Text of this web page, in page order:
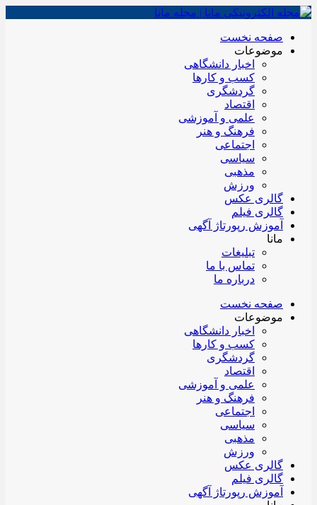
صفحه نخست
موضوعات
اخبار دانشگاهی
کسب و کارها
گردشگری
اقتصاد
علمی و آموزشی
فرهنگ و هنر
اجتماعی
سیاسی
مذهبی
ورزش
گالری عکس
گالری فیلم
آموزش رپورتاژ آگهی
مانا
تبلیغات
تماس با ما
درباره ما
صفحه نخست
موضوعات
اخبار دانشگاهی
کسب و کارها
گردشگری
اقتصاد
علمی و آموزشی
فرهنگ و هنر
اجتماعی
سیاسی
مذهبی
ورزش
گالری عکس
گالری فیلم
آموزش رپورتاژ آگهی